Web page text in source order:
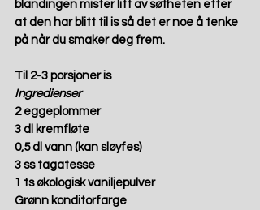
blandingen mister litt av søtheten etter
at den har blitt til is så det er noe å tenke
på når du smaker deg frem.
Til 2-3 porsjoner is
Ingredienser
2 eggeplommer
3 dl kremfløte
0,5 dl vann (kan sløyfes)
3 ss tagatesse
1 ts økologisk vaniljepulver
Grønn konditorfarge